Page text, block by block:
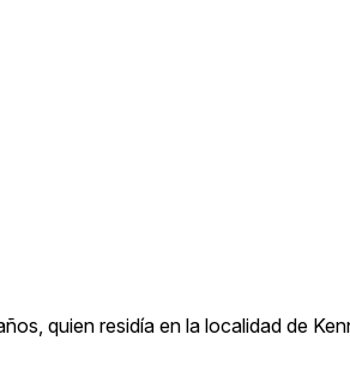
quien residía en la localidad de